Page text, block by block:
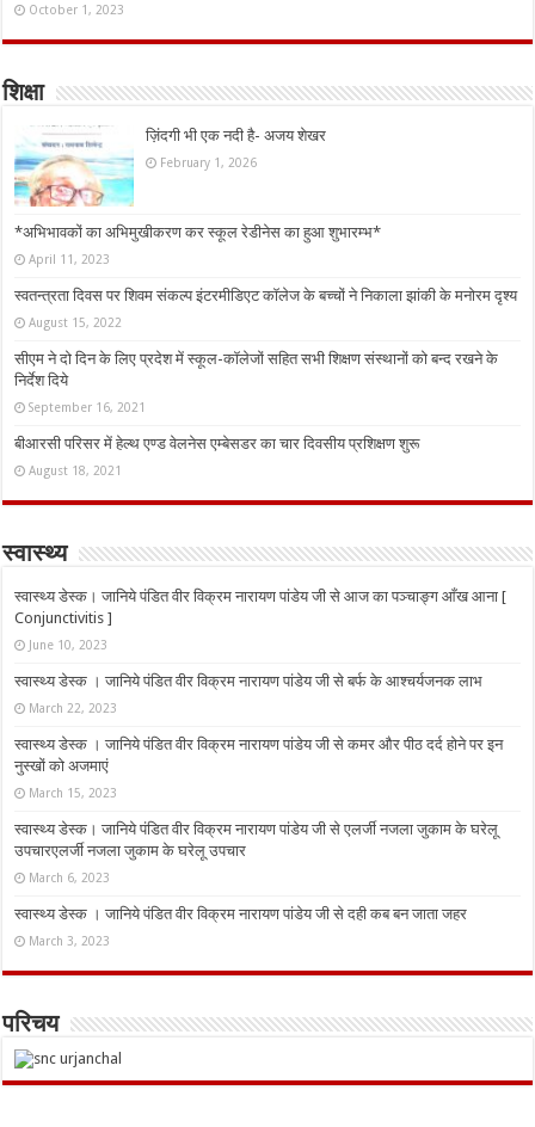
October 1, 2023
शिक्षा
ज़िंदगी भी एक नदी है- अजय शेखर
February 1, 2026
*अभिभावकों का अभिमुखीकरण कर स्कूल रेडीनेस का हुआ शुभारम्भ*
April 11, 2023
स्वतन्त्रता दिवस पर शिवम संकल्प इंटरमीडिएट कॉलेज के बच्चों ने निकाला झांकी के मनोरम दृश्य
August 15, 2022
सीएम ने दो दिन के लिए प्रदेश में स्कूल-कॉलेजों सहित सभी शिक्षण संस्थानों को बन्द रखने के
निर्देश दिये
September 16, 2021
बीआरसी परिसर में हेल्थ एण्ड वेलनेस एम्बेसडर का चार दिवसीय प्रशिक्षण शुरू
August 18, 2021
स्वास्थ्य
स्वास्थ्य डेस्क। जानिये पंडित वीर विक्रम नारायण पांडेय जी से आज का पञ्चाङ्ग आँख आना [
Conjunctivitis ]
June 10, 2023
स्वास्थ्य डेस्क । जानिये पंडित वीर विक्रम नारायण पांडेय जी से बर्फ के आश्चर्यजनक लाभ
March 22, 2023
स्वास्थ्य डेस्क । जानिये पंडित वीर विक्रम नारायण पांडेय जी से कमर और पीठ दर्द होने पर इन
नुस्‍खों को अजमाएं
March 15, 2023
स्वास्थ्य डेस्क। जानिये पंडित वीर विक्रम नारायण पांडेय जी से एलर्जी नजला जुकाम के घरेलू
उपचारएलर्जी नजला जुकाम के घरेलू उपचार
March 6, 2023
स्वास्थ्य डेस्क । जानिये पंडित वीर विक्रम नारायण पांडेय जी से दही कब बन जाता जहर
March 3, 2023
परिचय